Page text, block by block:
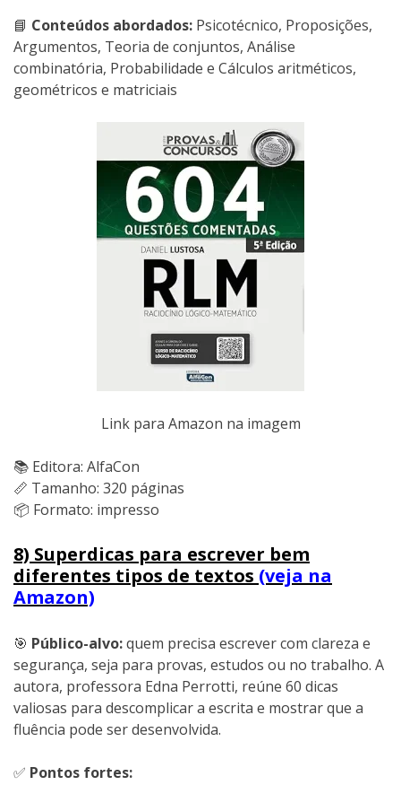
📘 Conteúdos abordados: Psicotécnico, Proposições,
Argumentos, Teoria de conjuntos, Análise
combinatória, Probabilidade e Cálculos aritméticos,
geométricos e matriciais
Link para Amazon na imagem
📚 Editora: AlfaCon
📏 Tamanho: 320 páginas
📦 Formato: impresso
8) Superdicas para escrever bem
diferentes tipos de textos (veja na
Amazon)
🎯 Público-alvo:quem precisa escrever com clareza e
segurança, seja para provas, estudos ou no trabalho. A
autora, professora Edna Perrotti, reúne 60 dicas
valiosas para descomplicar a escrita e mostrar que a
fluência pode ser desenvolvida.
✅ Pontos fortes: